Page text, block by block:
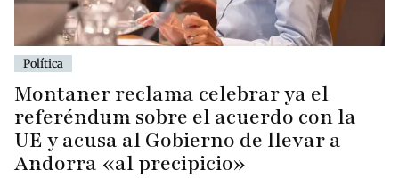
Política
Montaner reclama celebrar ya el
referéndum sobre el acuerdo con la
UE y acusa al Gobierno de llevar a
Andorra «al precipicio»